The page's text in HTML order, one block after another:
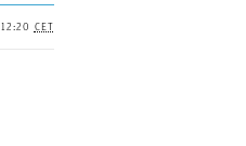
12:20 CET